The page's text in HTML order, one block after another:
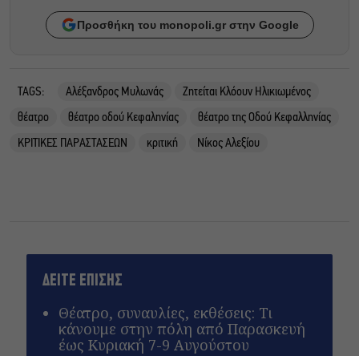
Προσθήκη του monopoli.gr στην Google
TAGS: Αλέξανδρος Μυλωνάς
Ζητείται Κλόουν Ηλικιωμένος
θέατρο
θέατρο οδού Κεφαληνίας
θέατρο της Οδού Κεφαλληνίας
ΚΡΙΤΙΚΕΣ ΠΑΡΑΣΤΑΣΕΩΝ
κριτική Νίκος Αλεξίου
ΔΕΙΤΕ ΕΠΙΣΗΣ
Θέατρο, συναυλίες, εκθέσεις: Τι
κάνουμε στην πόλη από Παρασκευή
έως Κυριακή 7-9 Αυγούστου